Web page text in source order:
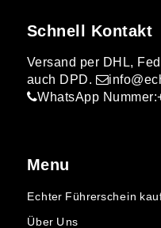
Schnell Kontakt
Versand per DHL,
auch DPD.
WhatsApp
Menu
Echter Führerschein
Über Uns